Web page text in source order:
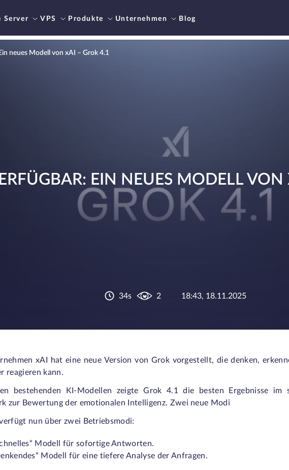
Server VPS Produkte Unternehmen Blog
neues Modell von xAI – Grok 4.1
EIN NEUES MODELL
34s 2 18:43, 18.11.2025
xAI hat eine neue Version von Grok vorgestellt, die denken,
reagieren kann.
bestehenden KI-Modellen zeigte Grok 4.1 die besten Ergebnisse im
zur Bewertung der emotionalen Intelligenz. Zwei neue Modi
nun über zwei Betriebsmodi:
Modell für sofortige Antworten.
Modell für eine tiefere Analyse der Anfragen.